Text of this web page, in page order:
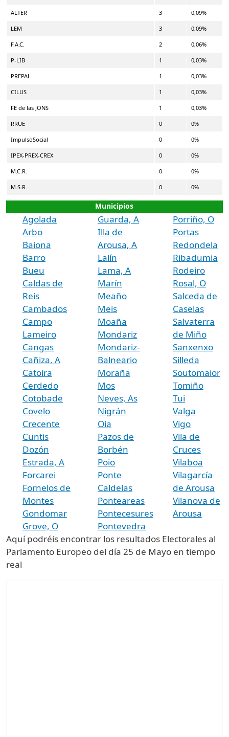
ALTER 3 0,09%
LEM 3 0,09%
F.A.C. 2 0,06%
P-LIB 1 0,03%
PREPAL 1 0,03%
CILUS 1 0,03%
FE de las JONS 1 0,03%
RRUE 0 0%
ImpulsoSocial 0 0%
IPEX-PREX-CREX 0 0%
M.C.R. 0 0%
M.S.R. 0 0%
Municipios
Agolada
Arbo
Baiona
Barro
Bueu
Caldas de
Reis
Cambados
Campo
Lameiro
Cangas
Cañiza, A
Catoira
Cerdedo
Cotobade
Covelo
Crecente
Cuntis
Dozón
Estrada, A
Forcarei
Fornelos de
Montes
Gondomar
Grove, O
Guarda, A
Illa de
Arousa, A
Lalín
Lama, A
Marín
Meaño
Meis
Moaña
Mondariz
Mondariz-
Balneario
Moraña
Mos
Neves, As
Nigrán
Oia
Pazos de
Borbén
Poio
Ponte
Caldelas
Ponteareas
Pontecesures
Pontevedra
Porriño, O
Portas
Redondela
Ribadumia
Rodeiro
Rosal, O
Salceda de
Caselas
Salvaterra
de Miño
Sanxenxo
Silleda
Soutomaior
Tomiño
Tui
Valga
Vigo
Vila de
Cruces
Vilaboa
Vilagarcía
de Arousa
Vilanova de
Arousa
Aquí podréis encontrar los resultados Electorales al
Parlamento Europeo del día 25 de Mayo en tiempo
real